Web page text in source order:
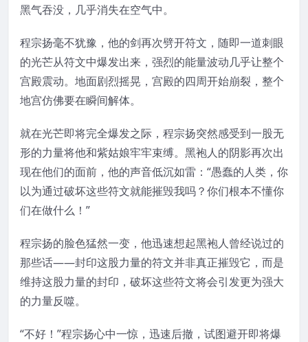
黑气吞没，几乎消失在空气中。
程宗扬毫不犹豫，他的剑再次劈开符文，随即一道刺眼
的光芒从符文中爆发出来，强烈的能量波动几乎让整个
宫殿震动。地面剧烈摇晃，宫殿的四周开始崩裂，整个
地宫仿佛要在瞬间解体。
就在光芒即将完全爆发之际，程宗扬突然感受到一股无
形的力量将他和紫姑娘牢牢束缚。黑袍人的阴影再次出
现在他们的面前，他的声音低沉如雷：“愚蠢的人类，你
以为通过破坏这些符文就能摧毁我吗？你们根本不懂你
们在做什么！”
程宗扬的脸色猛然一变，他迅速想起黑袍人曾经说过的
那些话——封印这股力量的符文并非真正摧毁它，而是
维持这股力量的封印，破坏这些符文将会引发更为强大
的力量反噬。
“不好！”程宗扬心中一惊，迅速后撤，试图避开即将爆